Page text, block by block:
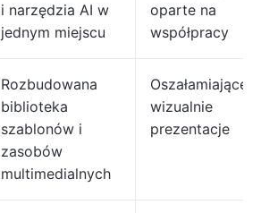
i narzędzia AI w
jednym miejscu
oparte na
współpracy
Rozbudowana
biblioteka
szablonów i
zasobów
multimedialnych
Oszałamiające
wizualnie
prezentacje